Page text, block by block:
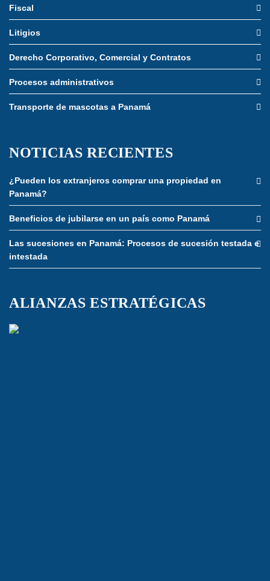
Fiscal
Litigios
Derecho Corporativo, Comercial y Contratos
Procesos administrativos
Transporte de mascotas a Panamá
NOTICIAS RECIENTES
¿Pueden los extranjeros comprar una propiedad en
Panamá?
Beneficios de jubilarse en un país como Panamá
Las sucesiones en Panamá: Procesos de sucesión testada e
intestada
ALIANZAS ESTRATÉGICAS